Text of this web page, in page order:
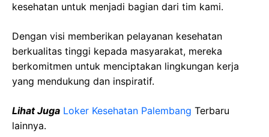
kesehatan untuk menjadi bagian dari tim kami.
Dengan visi memberikan pelayanan kesehatan
berkualitas tinggi kepada masyarakat, mereka
berkomitmen untuk menciptakan lingkungan kerja
yang mendukung dan inspiratif.
Lihat Juga Loker Kesehatan Palembang Terbaru
lainnya.